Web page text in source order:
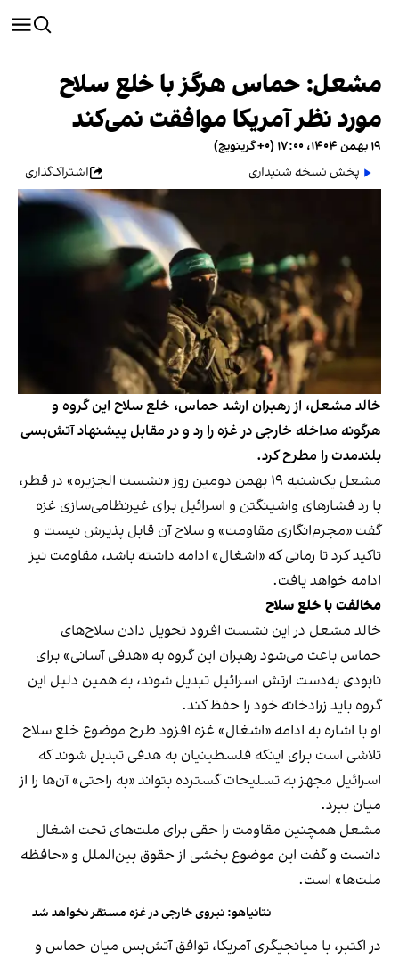
مشعل: حماس هرگز با خلع سلاح
مورد نظر آمریکا موافقت نمی‌کند
۱۹ بهمن ۱۴۰۴، ۱۷:۰۰ (‎+۰ گرینویچ)
پخش نسخه شنیداری
اشتراک‌گذاری
خالد مشعل، از رهبران ارشد حماس، خلع سلاح این گروه و
هرگونه مداخله خارجی در غزه را رد و در مقابل پیشنهاد آتش‌بسی
بلندمدت را مطرح کرد.
مشعل یک‌شنبه ۱۹ بهمن دومین روز «نشست الجزیره» در قطر،
با رد فشارهای واشینگتن و اسرائیل برای غیرنظامی‌سازی غزه
گفت «مجرم‌انگاری مقاومت» و سلاح آن قابل پذیرش نیست و
تاکید کرد تا زمانی که «اشغال» ادامه داشته باشد، مقاومت نیز
ادامه خواهد یافت.
مخالفت با خلع سلاح
خالد مشعل در این نشست افرود تحویل دادن سلاح‌های
حماس باعث می‌شود رهبران این گروه به «هدفی آسانی» برای
نابودی به‌دست ارتش اسرائیل تبدیل شوند، به همین دلیل این
گروه باید زرادخانه خود را حفظ کند.
او با اشاره به ادامه «اشغال» غزه افزود طرح موضوع خلع سلاح
تلاشی است برای اینکه فلسطینیان به هدفی تبدیل شوند که
اسرائیل مجهز به تسلیحات گسترده بتواند «به راحتی» آن‌ها را از
میان ببرد.
مشعل همچنین مقاومت را حقی برای ملت‌های تحت اشغال
دانست و گفت این موضوع بخشی از حقوق بین‌الملل و «حافظه
ملت‌ها» است.
نتانیاهو: نیروی خارجی در غزه مستقر نخواهد شد
در اکتبر، با میانجیگری آمریکا، توافق آتش‌بس میان حماس و